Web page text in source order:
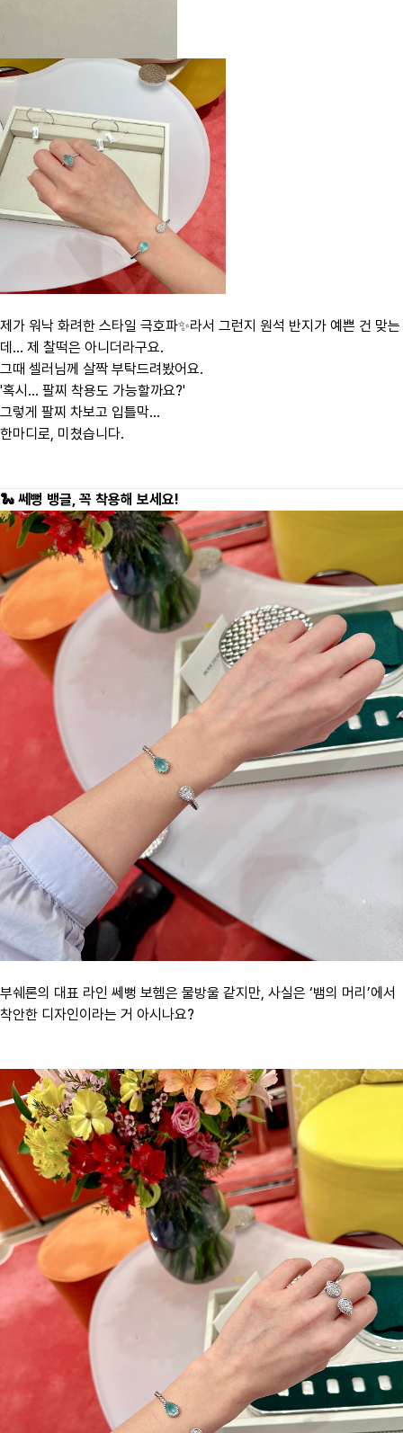
제가 워낙 화려한 스타일 극호파✨라서 그런지 원석 반지가 예쁜 건 맞는
데… 제 찰떡은 아니더라구요.
그때 셀러님께 살짝 부탁드려봤어요.
'혹시… 팔찌 착용도 가능할까요?'
그렇게 팔찌 차보고 입틀막…
한마디로, 미쳤습니다.
🐍 쎄뻥 뱅글, 꼭 착용해 보세요!
부쉐론의 대표 라인 쎄뻥 보헴은 물방울 같지만, 사실은 ‘뱀의 머리’에서
착안한 디자인이라는 거 아시나요?